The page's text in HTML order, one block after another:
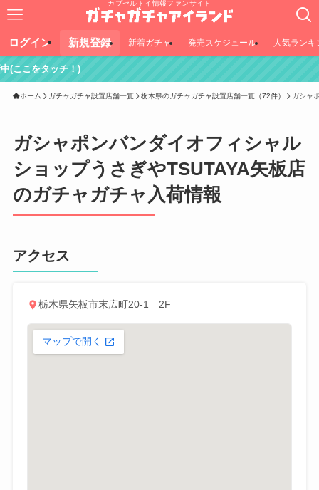
カプセルトイ情報ファンサイト
ログイン 新規登録 新着ガチャ 発売スケジュール 人気ランキ
！)
ホーム ガチャガチャ設置店舗一覧 栃木県のガチャガチャ設置店舗一覧（72件） ガシャ
ガシャポンバンダイオフィシャル
ショップうさぎやTSUTAYA矢板店
のガチャガチャ入荷情報
アクセス
栃木県矢板市末広町20-1 2F